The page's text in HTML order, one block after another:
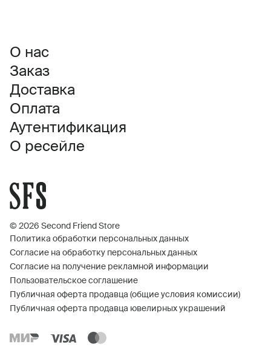
О нас
Заказ
Доставка
Оплата
Аутентификация
О ресейле
© 2026 Second Friend Store
Политика обработки персональных данных
Согласие на обработку персональных данных
Согласие на получение рекламной информации
Пользовательское соглашение
Публичная оферта продавца (общие условия комиссии)
Публичная оферта продавца ювелирных украшений